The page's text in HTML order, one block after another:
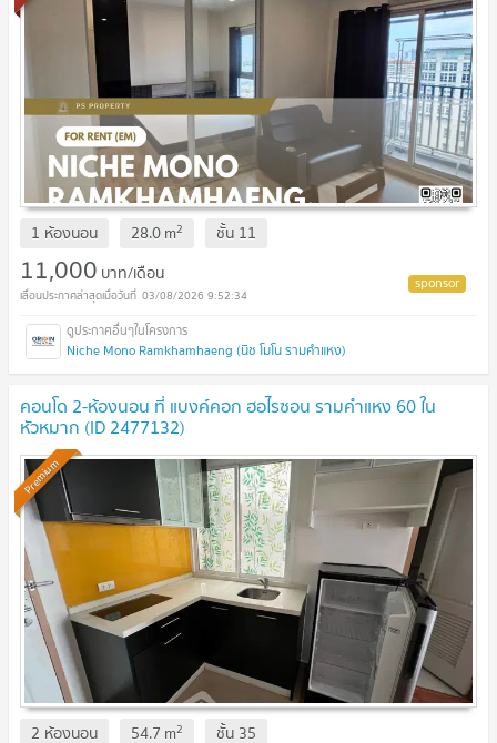
1 ห้องนอน 28.0m2 ชั้น 11
11,000 บาท/เดือน
03/08/2026 9:52:34
Niche Mono Ramkhamhaeng (นิช โมโน รามคำแหง)
คอนโด 2-ห้องนอน ที่ แบงค์คอก ฮอไรซอน รามคำแหง 60 ใน
หัวหมาก (ID 2477132)
Premium
2 ห้องนอน 54.7 m2 ชั้น 35